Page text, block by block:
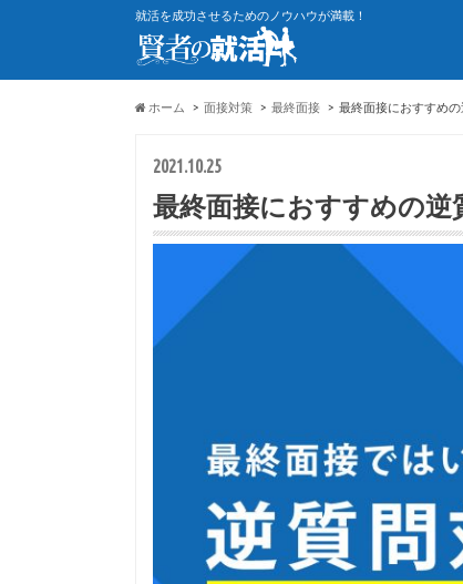
就活を成功させるためのノウハウが満載！
ホーム 面接対策 最終面接 最終面接におすすめ
2021.10.25
最終面接におすすめの逆